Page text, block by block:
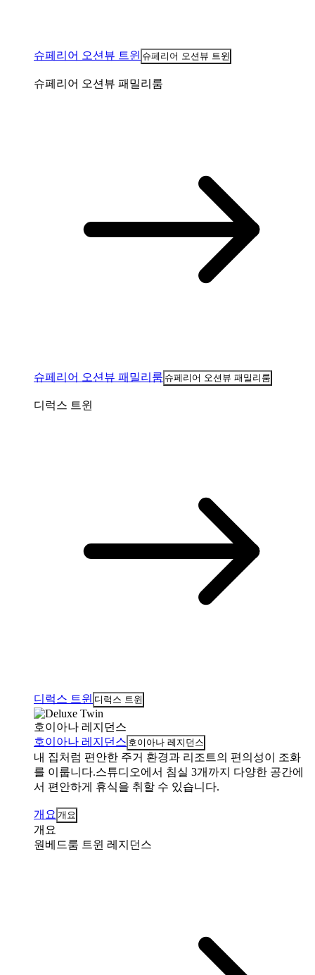
슈페리어 오션뷰 트윈 슈페리어 오션뷰 트윈
슈페리어 오션뷰 패밀리룸
슈페리어 오션뷰 패밀리룸 슈페리어 오션뷰 패밀리룸
디럭스 트윈
디럭스 트윈 디럭스 트윈
호이아나 레지던스
호이아나 레지던스 호이아나 레지던스
내 집처럼 편안한 주거 환경과 리조트의 편의성이 조화
를 이룹니다.스튜디오에서 침실 3개까지 다양한 공간에
서 편안하게 휴식을 취할 수 있습니다.
개요 개요
개요
원베드룸 트윈 레지던스